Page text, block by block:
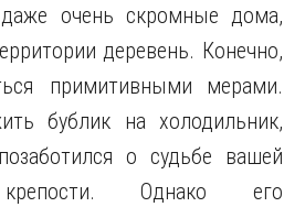
очень скромные дома,
деревень. Конечно,
примитивными мерами.
бублик на холодильник,
о судьбе вашей
крепости. Однако его